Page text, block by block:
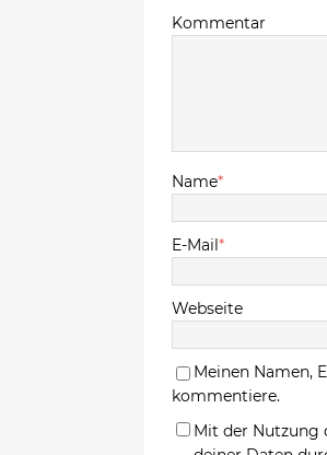
Kommentar
Name*
E-Mail *
Webseite
Meinen Namen,
kommentiere.
Mit der Nutzung